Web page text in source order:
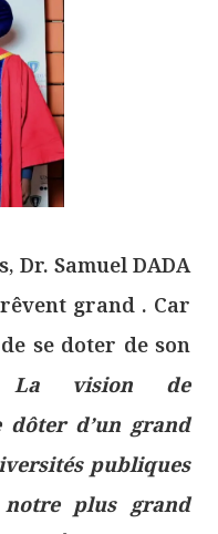
Dr. Samuel DADA
grand . Car
se doter de son
La vision de
dôter d’un grand
publiques
notre plus grand